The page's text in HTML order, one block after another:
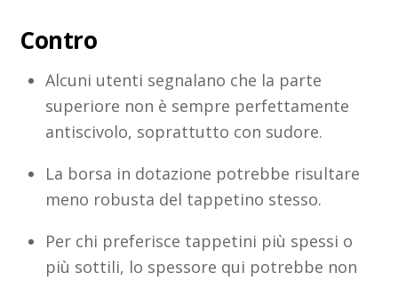
Contro
Alcuni utenti segnalano che la parte
superiore non è sempre perfettamente
antiscivolo, soprattutto con sudore.
La borsa in dotazione potrebbe risultare
meno robusta del tappetino stesso.
Per chi preferisce tappetini più spessi o
più sottili, lo spessore qui potrebbe non